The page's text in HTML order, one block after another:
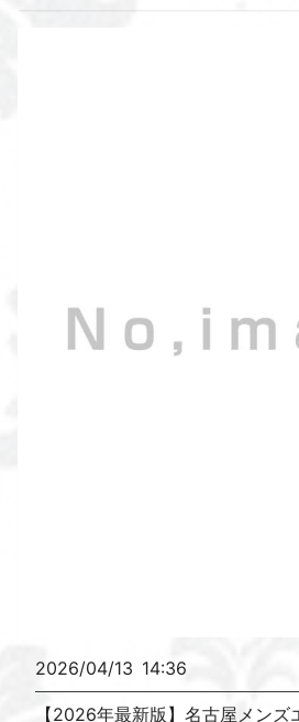
2026/04/13 14:36
【2026年最新版】名古屋メンズ